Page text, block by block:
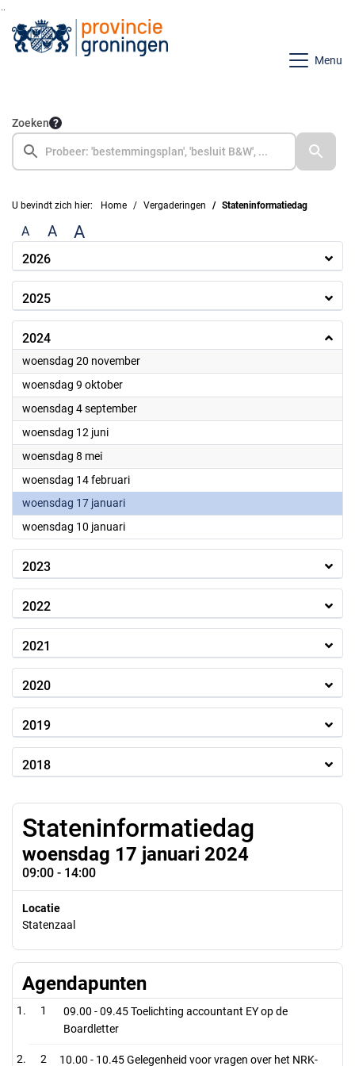
Ga naar de inhoud van deze pagina
Ga naar het zoeken
Ga naar het menu
Menu
Zoeken
U bevindt zich hier: Home Vergaderingen Stateninformatiedag
A A A
2026
2025
2024
woensdag 20 november2024
woensdag 9 oktober2024
woensdag 4 september2024
woensdag 12 juni2024
woensdag 8 mei2024
woensdag 14 februari2024
woensdag 17 januari2024
woensdag 10 januari2024
2023
2022
2021
2020
2019
2018
Stateninformatiedag
woensdag 17 januari 2024
09:00 - 14:00
Locatie
Statenzaal
Agendapunten
1
09.00 - 09.45 Toelichting accountant EY op de
Boardletter
2 10.00 - 10.45 Gelegenheid voor vragen over het NRK-